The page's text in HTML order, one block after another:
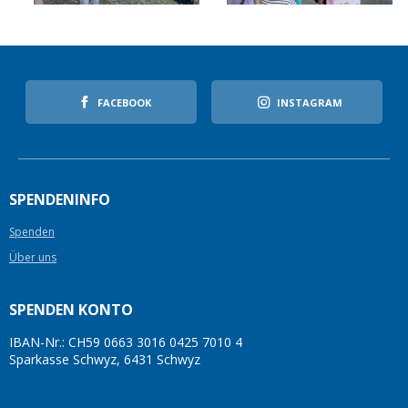
FACEBOOK INSTAGRAM
SPENDENINFO
Spenden
Über uns
SPENDEN KONTO
IBAN-Nr.: CH59 0663 3016 0425 7010 4
Sparkasse Schwyz, 6431 Schwyz